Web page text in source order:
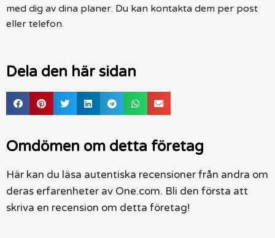
med dig av dina planer. Du kan kontakta dem per post
eller telefon.
Dela den här sidan
Omdömen om detta företag
Här kan du läsa autentiska recensioner från andra om
deras erfarenheter av One.com. Bli den första att
skriva en recension om detta företag!